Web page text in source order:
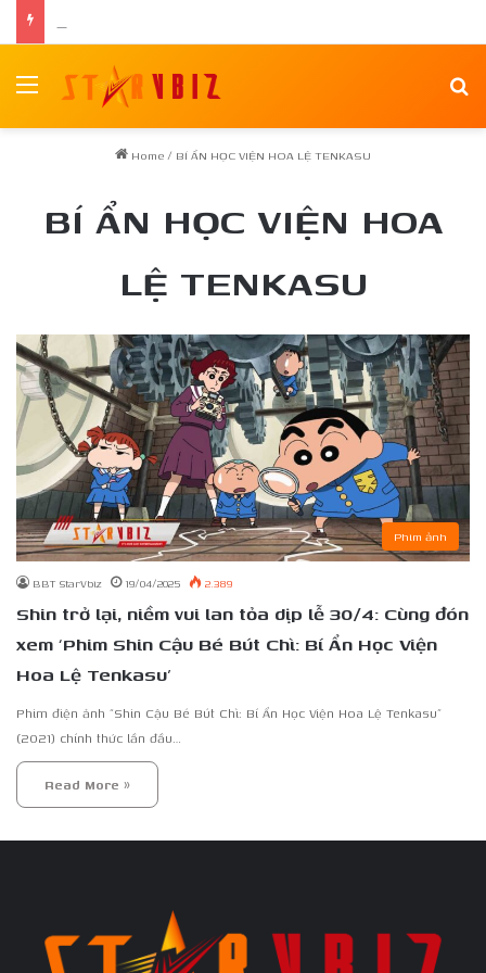
Menu
Home/ BÍ ẨN HỌC VIỆN HOA LỆ TENKASU
BÍ ẨN HỌC VIỆN HOA
LỆ TENKASU
Phim ảnh
BBT StarVbiz 19/04/2025 2.389
Shin trở lại, niềm vui lan tỏa dịp lễ 30/4: Cùng đón
xem ‘Phim Shin Cậu Bé Bút Chì: Bí Ẩn Học Viện
Hoa Lệ Tenkasu’
Phim điện ảnh “Shin Cậu Bé Bút Chì: Bí Ẩn Học Viện Hoa Lệ Tenkasu”
(2021) chính thức lần đầu…
Read More »